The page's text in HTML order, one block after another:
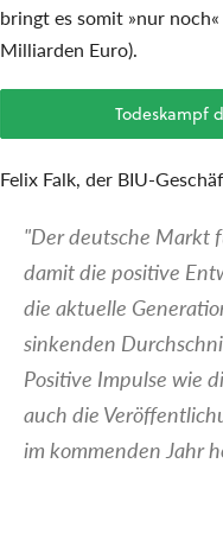
bringt es somit »nur
Milliarden Euro).
Todeskampf
Felix Falk, der BIU-
"Der deutsche Markt
damit die positive
die aktuelle
sinkenden
Positive Impulse wie
auch die
im kommenden Jahr